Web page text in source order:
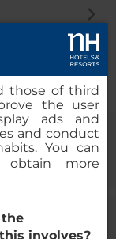
Santa Engracia,
those of third
the user
ads and
and conduct
You can
more
the
involves?